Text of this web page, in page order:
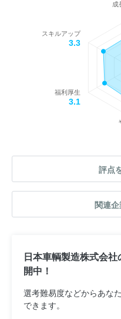
成
福利厚生
3.1
スキルアップ
3.3
評点
関連
日本車輌製造株式会
開中！
選考難易度などからあな
できます。